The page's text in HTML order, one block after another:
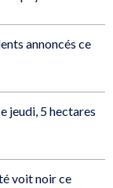
annoncés ce
jeudi, 5 hectares
voit noir ce